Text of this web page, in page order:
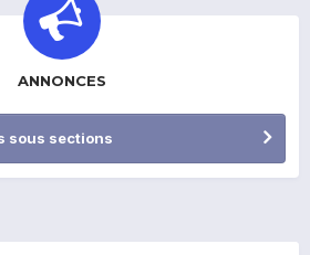
ANNONCES
sous sections